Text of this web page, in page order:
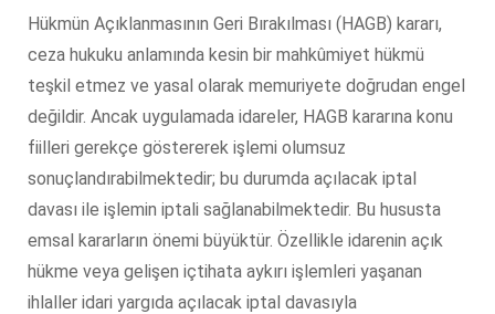
Hükmün Açıklanmasının Geri Bırakılması (HAGB) kararı,
ceza hukuku anlamında kesin bir mahkûmiyet hükmü
teşkil etmez ve yasal olarak memuriyete doğrudan engel
değildir. Ancak uygulamada idareler, HAGB kararına konu
fiilleri gerekçe göstererek işlemi olumsuz
sonuçlandırabilmektedir; bu durumda açılacak iptal
davası ile işlemin iptali sağlanabilmektedir. Bu hususta
emsal kararların önemi büyüktür. Özellikle idarenin açık
hükme veya gelişen içtihata aykırı işlemleri yaşanan
ihlaller idari yargıda açılacak iptal davasıyla